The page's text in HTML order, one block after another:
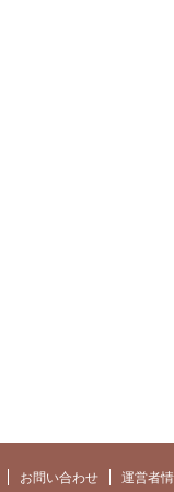
お問い合わせ 運営者